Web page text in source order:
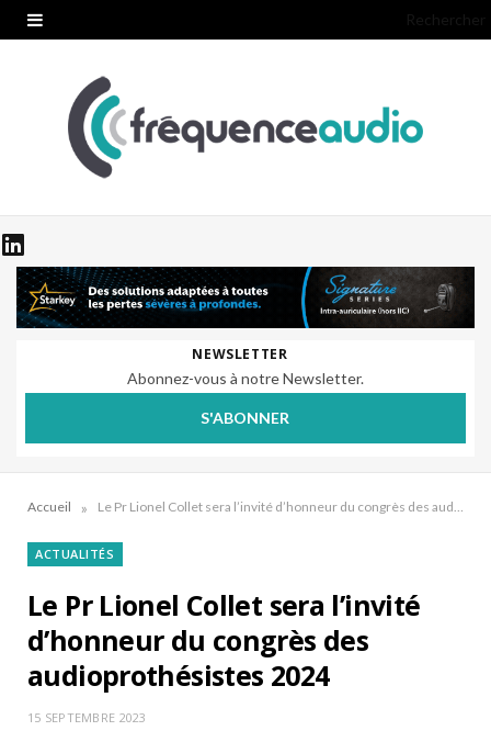
NEWSLETTER
Abonnez-vous à notre Newsletter.
S'ABONNER
Accueil » Le Pr Lionel Collet sera l’invité d’honneur du congrès des audioprothésistes 2024
ACTUALITÉS
Le Pr Lionel Collet sera l’invité
d’honneur du congrès des
audioprothésistes 2024
15 SEPTEMBRE 2023